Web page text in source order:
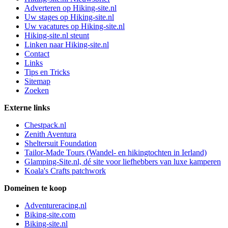
Adverteren op Hiking-site.nl
Uw stages op Hiking-site.nl
Uw vacatures op Hiking-site.nl
Hiking-site.nl steunt
Linken naar Hiking-site.nl
Contact
Links
Tips en Tricks
Sitemap
Zoeken
Externe links
Chestpack.nl
Zenith Aventura
Sheltersuit Foundation
Tailor-Made Tours (Wandel- en hikingtochten in Ierland)
Glamping-Site.nl, dé site voor liefhebbers van luxe kamperen
Koala's Crafts patchwork
Domeinen te koop
Adventureracing.nl
Biking-site.com
Biking-site.nl